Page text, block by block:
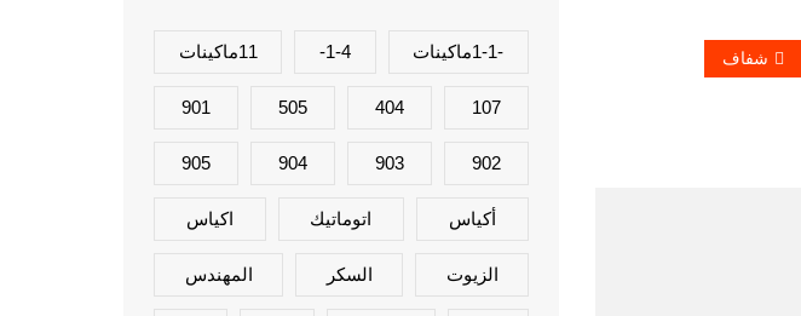
شفاف -1-1ماكينات 1-4- 11ماكينات
107
404
505
901
902
903
904
905
أكياس اتوماتيك اكياس
الزيوت السكر المهندس